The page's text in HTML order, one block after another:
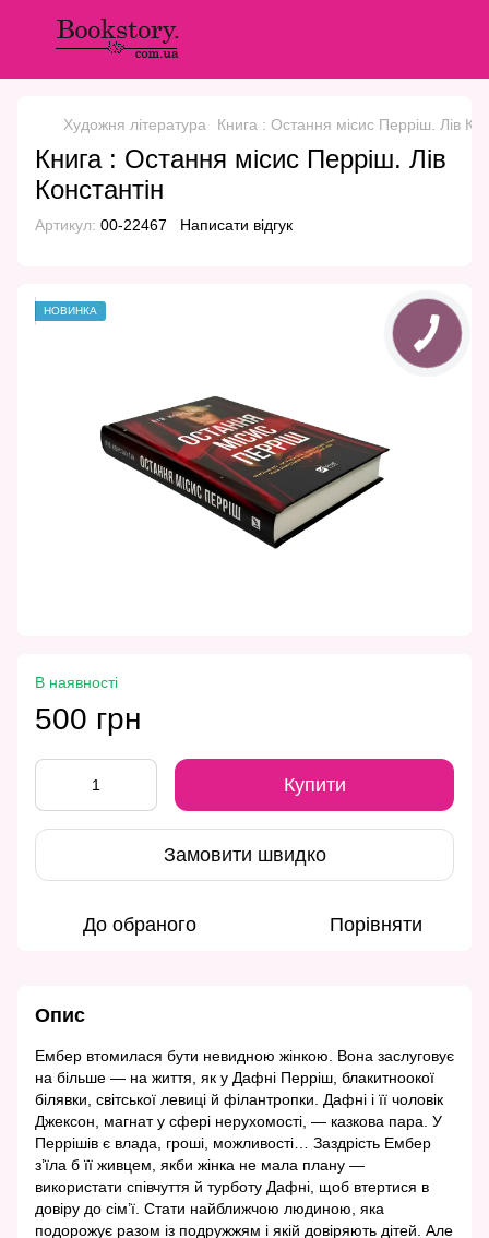
Художня література Книга : Остання місис Перріш. Лів
Книга : Остання місис Перріш. Лів
Константін
Артикул: 00-22467 Написати відгук
НОВИНКА
В наявності
500 грн
Купити
Замовити швидко
До обраного Порівняти
Опис
Ембер втомилася бути невидною жінкою. Вона заслуговує
на більше — на життя, як у Дафні Перріш, блакитноокої
білявки, світської левиці й філантропки. Дафні і її чоловік
Джексон, магнат у сфері нерухомості, — казкова пара. У
Перрішів є влада, гроші, можливості… Заздрість Ембер
з’їла б її живцем, якби жінка не мала плану —
використати співчуття й турботу Дафні, щоб втертися в
довіру до сім’ї. Стати найближчою людиною, яка
подорожує разом із подружжям і якій довіряють дітей. Але